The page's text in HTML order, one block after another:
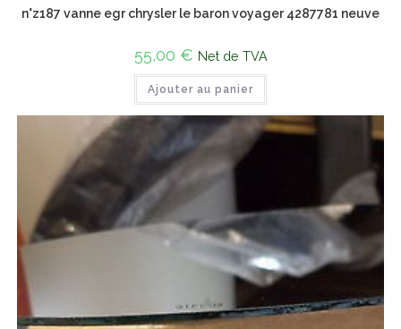
n°z187 vanne egr chrysler le baron voyager 4287781 neuve
55,00 € Net de TVA
Ajouter au panier